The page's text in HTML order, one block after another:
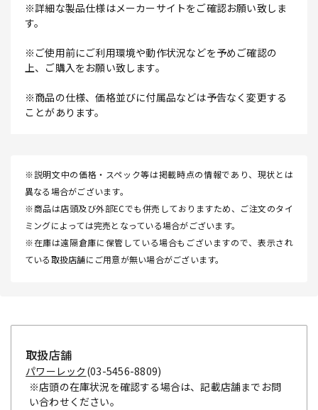
※詳細な製品仕様はメーカーサイトをご確認お願い致しま
す。
※ご使用前にご利用環境や動作状況などを予めご確認の
上、ご購入をお願い致します。
※商品の仕様、価格並びに付属品などは予告なく変更する
ことがあります。
※説明文中の価格・スペック等は掲載時点の情報であり、現状とは
異なる場合がございます。
※商品は店頭及び外部ECでも併売しておりますため、ご注文のタイ
ミングによっては完売となっている場合がございます。
※在庫は遠隔倉庫に保管している場合もございますので、表示され
ている取扱店舗にご用意が無い場合がございます。
取扱店舗
パワーレック (03-5456-8809)
※店頭の在庫状況を確認する場合は、記載店舗までお問
い合わせください。